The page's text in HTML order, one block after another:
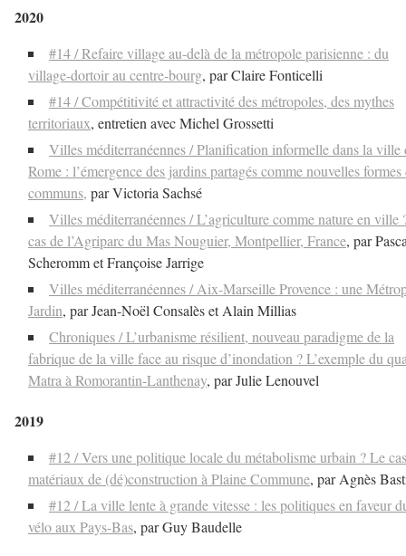
2020
#14 / Refaire village au-delà de la métropole parisienne : du
village-dortoir au centre-bourg, par Claire Fonticelli
#14 / Compétitivité et attractivité des métropoles, des mythes
territoriaux, entretien avec Michel Grossetti
Villes méditerranéennes / Planification informelle dans la ville
Rome : l’émergence des jardins partagés comme nouvelles formes
communs, par Victoria Sachsé
Villes méditerranéennes / L’agriculture comme nature en ville
cas de l’Agriparc du Mas Nouguier, Montpellier, France, par
Scheromm et Françoise Jarrige
Villes méditerranéennes / Aix-Marseille Provence : une
Jardin, par Jean-Noël Consalès et Alain Millias
Chroniques / L’urbanisme résilient, nouveau paradigme de la
fabrique de la ville face au risque d’inondation ? L’exemple du
Matra à Romorantin-Lanthenay, par Julie Lenouvel
2019
#12 / Vers une politique locale du métabolisme urbain ? Le
matériaux de (dé)construction à Plaine Commune, par Agnès
#12 / La ville lente à grande vitesse : les politiques en faveur
vélo aux Pays-Bas, par Guy Baudelle